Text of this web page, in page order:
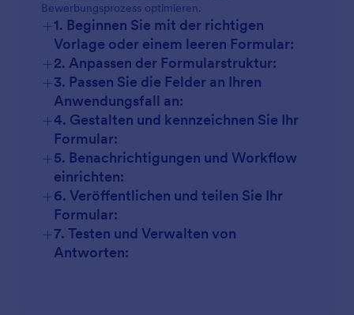
Bewerbungsprozess optimieren.
+1. Beginnen Sie mit der richtigen
Vorlage oder einem leeren Formular:
+2. Anpassen der Formularstruktur:
+3. Passen Sie die Felder an Ihren
Anwendungsfall an:
+4. Gestalten und kennzeichnen Sie Ihr
Formular:
+5. Benachrichtigungen und Workflow
einrichten:
+6. Veröffentlichen und teilen Sie Ihr
Formular:
+7. Testen und Verwalten von
Antworten: